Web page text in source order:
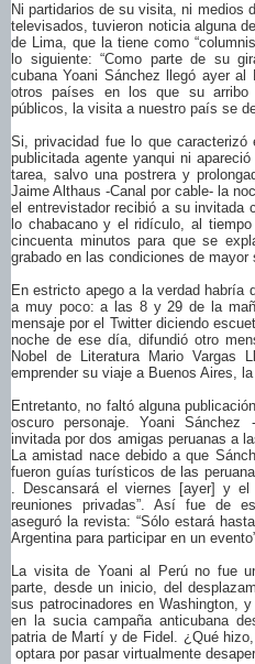
Ni partidarios de su visita, ni medios
televisados, tuvieron noticia alguna
de Lima, que la tiene como
lo siguiente: “Como parte de su
cubana Yoani Sánchez llegó ayer
otros países en los que su arribo
públicos, la visita a nuestro país se
Si, privacidad fue lo que
publicitada agente yanqui ni
tarea, salvo una postrera y
Jaime Althaus -Canal por cable- la
el entrevistador recibió a su invitada
lo chabacano y el ridículo, al
cincuenta minutos para que se
grabado en las condiciones de mayor
En estricto apego a la verdad habría
a muy poco: a las 8 y 29 de la
mensaje por el Twitter diciendo
noche de ese día, difundió otro
Nobel de Literatura Mario Vargas
emprender su viaje a Buenos Aires,
Entretanto, no faltó alguna
oscuro personaje. Yoani Sánchez
invitada por dos amigas peruanas a
La amistad nace debido a que
fueron guías turísticos de las
. Descansará el viernes [ayer] y
reuniones privadas”. Así fue de
aseguró la revista: “Sólo estará
Argentina para participar en un
La visita de Yoani al Perú no fue
parte, desde un inicio, del
sus patrocinadores en Washington,
en la sucia campaña anticubana
patria de Martí y de Fidel. ¿Qué
optara por pasar virtualmente